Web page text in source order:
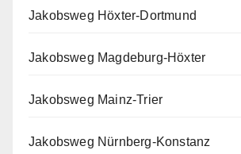
Jakobsweg Höxter-Dortmund
Jakobsweg Magdeburg-Höxter
Jakobsweg Mainz-Trier
Jakobsweg Nürnberg-Konstanz